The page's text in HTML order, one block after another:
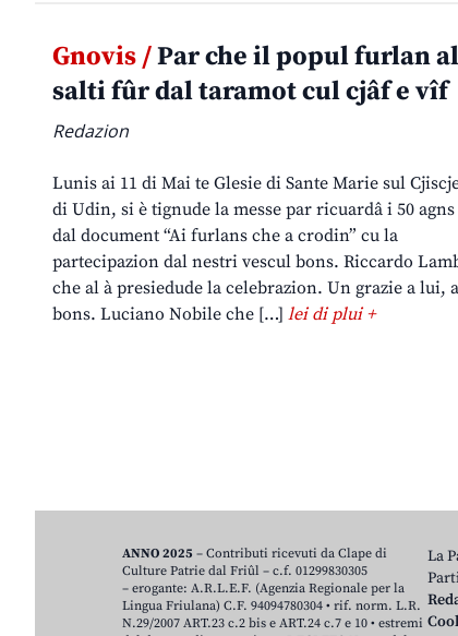
Gnovis /Par che il popul furlan al
salti fûr dal taramot cul cjâf e vîf
Redazion
Lunis ai 11 di Mai te Glesie di Sante Marie sul
di Udin, si è tignude la messe par ricuardâ i 50 agns
dal document “Ai furlans che a crodin” cu la
partecipazion dal nestri vescul bons. Riccardo
che al à presiedude la celebrazion. Un grazie a lui, a
bons. Luciano Nobile che […] lei di plui +
La
ANNO 2025 – Contributi ricevuti da Clape di
Culture Patrie dal Friûl – c.f. 01299830305
– erogante: A.R.L.E.F. (Agenzia Regionale per la
Lingua Friulana) C.F. 94094780304 • rif. norm. L.R.
N.29/2007 ART.23 c.2 bis e ART.24 c.7 e 10 • estremi